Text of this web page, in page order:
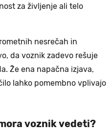
za življenje ali telo
nesrečah in
da voznik zadevo rešuje
Že ena napačna izjava,
lahko pomembno vplivajo
voznik vedeti?